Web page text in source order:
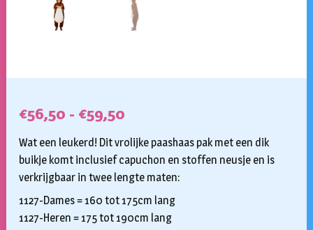
€56,50 - €59,50Prijsklasse:
€56,50
tot
€59,50
Wat een leukerd! Dit vrolijke paashaas pak met een dik
buikje komt inclusief capuchon en stoffen neusje en is
verkrijgbaar in twee lengte maten:
1127-Dames = 160 tot 175cm lang
1127-Heren = 175 tot 190cm lang